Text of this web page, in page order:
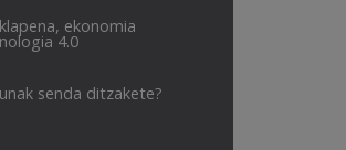
ekonomia
4.0
senda ditzakete?